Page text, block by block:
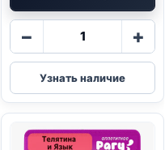
−
Количество
Whiskas
(ЛОСОСЬ)
85г
+
Узнать наличие